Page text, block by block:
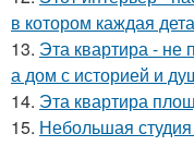
в котором каждая
13. Эта квартира - не
а дом с историей и
14. Эта квартира
15. Небольшая